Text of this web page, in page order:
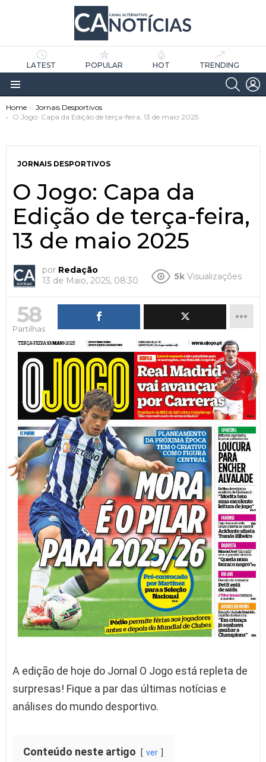
LATEST POPULAR HOT TRENDING
Menu
You are here:
Home
Jornais Desportivos
O Jogo: Capa da Edição de terça-feira, 13 de maio 2025
JORNAIS DESPORTIVOS
O Jogo: Capa da
Edição de terça-feira,
13 de maio 2025
por Redação
13 de Maio, 2025, 08:30
5k Visualizações
58
Partilhas
A edição de hoje do Jornal O Jogo está repleta de
surpresas! Fique a par das últimas notícias e
análises do mundo desportivo.
Conteúdo neste artigo ver